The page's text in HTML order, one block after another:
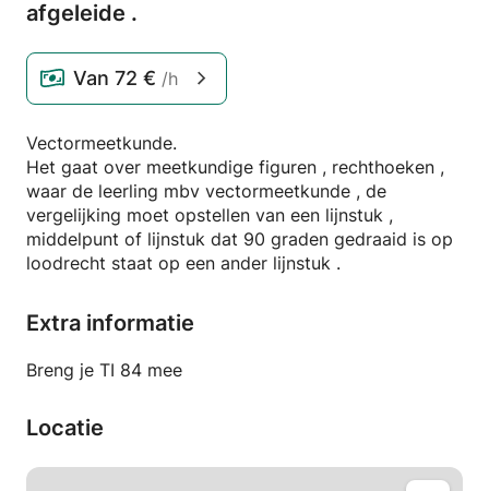
afgeleide .
Van 72 € /h
Vectormeetkunde.
Het gaat over meetkundige figuren , rechthoeken ,
waar de leerling mbv vectormeetkunde , de
vergelijking moet opstellen van een lijnstuk ,
middelpunt of lijnstuk dat 90 graden gedraaid is op
loodrecht staat op een ander lijnstuk .
Extra informatie
Breng je TI 84 mee
Locatie